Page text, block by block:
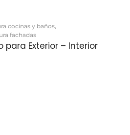
cocinas y baños,
fachadas
para Exterior – Interior